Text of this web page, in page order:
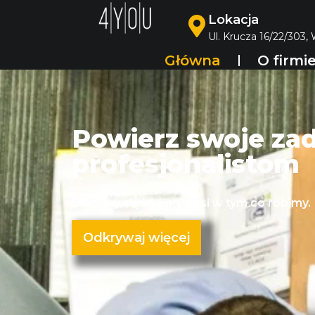
Lokacja
Ul. Krucza 16/22/303,
Główna O
Powierz swoje
profesjonalistom
Staramy się być najlepsi w tym co robimy.
Odkrywaj więcej